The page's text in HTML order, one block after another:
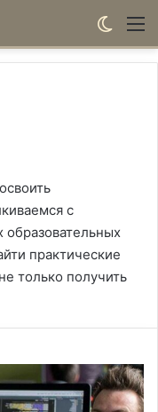
с
образовательных
практические
только получить